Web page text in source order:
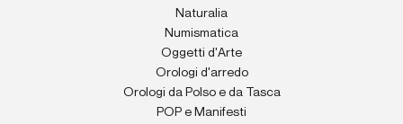
Naturalia
Numismatica
Oggetti d'Arte
Orologi d'arredo
Orologi da Polso e da Tasca
POP e Manifesti